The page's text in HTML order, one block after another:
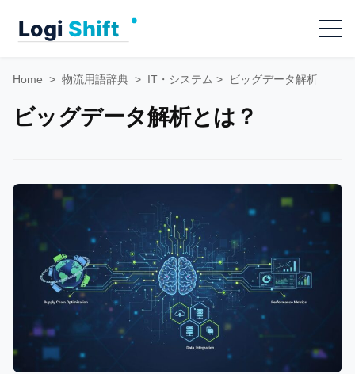
Menu
Home > 物流用語辞典 > IT・システム > ビッグデータ解析
ビッグデータ解析とは？